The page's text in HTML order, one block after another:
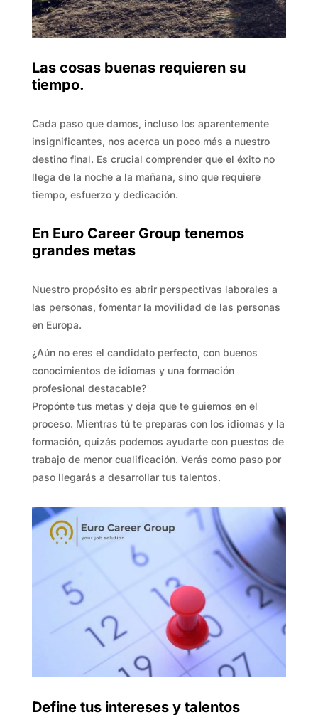
Las cosas buenas requieren su
tiempo.
Cada paso que damos, incluso los aparentemente
insignificantes, nos acerca un poco más a nuestro
destino final. Es crucial comprender que el éxito no
llega de la noche a la mañana, sino que requiere
tiempo, esfuerzo y dedicación.
En Euro Career Group tenemos
grandes metas
Nuestro propósito es abrir perspectivas laborales a
las personas, fomentar la movilidad de las personas
en Europa.
¿Aún no eres el candidato perfecto, con buenos
conocimientos de idiomas y una formación
profesional destacable?
Propónte tus metas y deja que te guiemos en el
proceso. Mientras tú te preparas con los idiomas y la
formación, quizás podemos ayudarte con puestos de
trabajo de menor cualificación. Verás como paso por
paso llegarás a desarrollar tus talentos.
Define tus intereses y talentos